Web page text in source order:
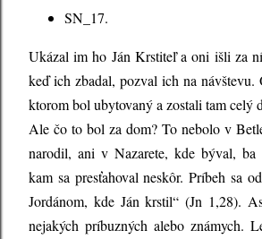
SN_17.
Ukázal im ho Ján Krstiteľ a oni išli za
keď ich zbadal, pozval ich na
ktorom bol ubytovaný a zostali tam celý
Ale čo to bol za dom? To nebolo v
narodil, ani v Nazarete, kde býval, ba
kam sa presťahoval neskôr. Príbeh sa
Jordánom, kde Ján krstil“ (Jn 1,28).
nejakých príbuzných alebo známych.